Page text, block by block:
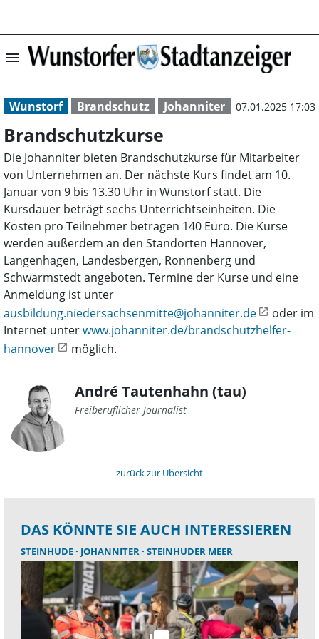
menu
Wunstorf Brandschutz Johanniter 07.01.2025 17:03
Brandschutzkurse
Die Johanniter bieten Brandschutzkurse für Mitarbeiter
von Unternehmen an. Der nächste Kurs findet am 10.
Januar von 9 bis 13.30 Uhr in Wunstorf statt. Die
Kursdauer beträgt sechs Unterrichtseinheiten. Die
Kosten pro Teilnehmer betragen 140 Euro. Die Kurse
werden außerdem an den Standorten Hannover,
Langenhagen, Landesbergen, Ronnenberg und
Schwarmstedt angeboten. Termine der Kurse und eine
Anmeldung ist unter
ausbildung.niedersachsenmitte@johanniter.de
oder im
Internet unterwww.johanniter.de/brandschutzhelfer-
hannover
möglich.
André Tautenhahn (tau)
Freiberuflicher Journalist
zurück zur Übersicht
DAS KÖNNTE SIE AUCH INTERESSIEREN
STEINHUDE JOHANNITER STEINHUDER MEER